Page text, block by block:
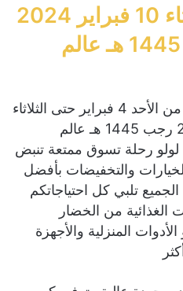
4 فبراير حتى الثلاثاء 10 فبراير 2024
الموافق 23 رجب 1445 هـ عالم
عروض لولو الرياض لأسبوع من الأحد 4 فبراير حتى الثلاثاء
10 فبراير 2024 الموافق 23 رجب 1445 هـ عالم
رحلة تسوق ممتعة تنبض
والتخفيضات بأفضل
تلبي كل احتياجاتكم
الغذائية من الخضار
المنزلية والأجهزة